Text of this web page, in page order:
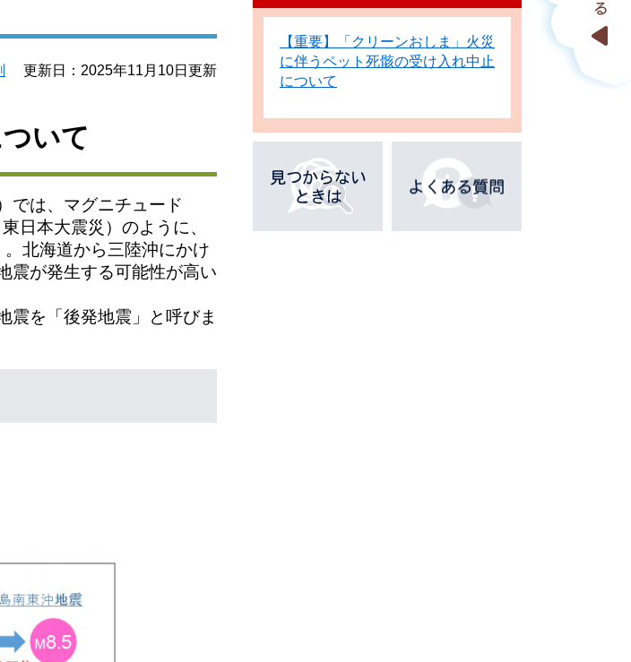
更新日：2025年11月10日更新
いて
では、マグニチュード
日本大震災）のように、
北海道から三陸沖にかけ
震が発生する可能性が高い
震を「後発地震」と呼びま
【重要】「クリーンおしま」火災
に伴うペット死骸の受け入れ中止
について